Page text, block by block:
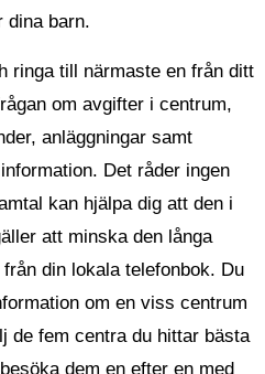
dina barn.
ringa till närmaste en från ditt
om avgifter i centrum,
anläggningar samt
Det råder ingen
kan hjälpa dig att den i
att minska den långa
din lokala telefonbok. Du
om en viss centrum
de fem centra du hittar bästa
dem en efter en med